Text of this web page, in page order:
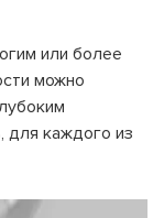
или более
можно
для каждого из